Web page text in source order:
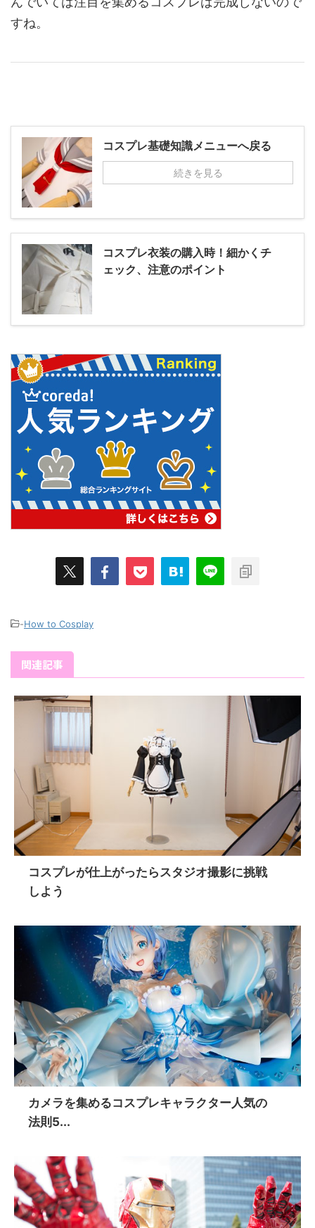
すね。
コスプレ基礎知識メニューへ戻る
続きを見る
コスプレ衣装の購入時！細かくチ
ェック、注意のポイント
-How to Cosplay
関連記事
コスプレが仕上がったらスタジオ撮影に挑戦
しよう
カメラを集めるコスプレキャラクター人気の
法則5...